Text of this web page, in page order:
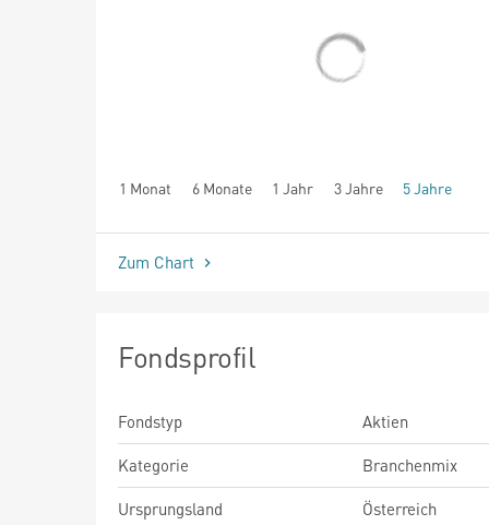
1 Monat 6 Monate 1 Jahr 3 Jahre 5 Jahre
seit Beginn
Zum Chart
Fondsprofil
Fondstyp
Aktien
Kategorie
Branchenmix
Ursprungsland
Österreich